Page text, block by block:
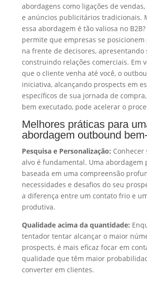
abordagens como ligações de
e anúncios publicitários tradicionais.
essa abordagem é tão valiosa no
permite que empresas se
na frente de decisores, apresentando
construindo relações comerciais. Em
que o cliente venha até você, o
iniciativa, alcançando prospects em
específicos de sua jornada de
bem executado, pode acelerar o
Melhores práticas para
abordagem outbound
Pesquisa e Personalização: Conhecer
alvo é fundamental. Uma abordagem
baseada em uma compreensão
necessidades e desafios do seu
a diferença entre um contato frio e
produtiva.
Qualidade acima da quantidade:
tentador tentar alcançar o maior
prospects, é mais eficaz focar em
qualidade que têm maior
converter em clientes.